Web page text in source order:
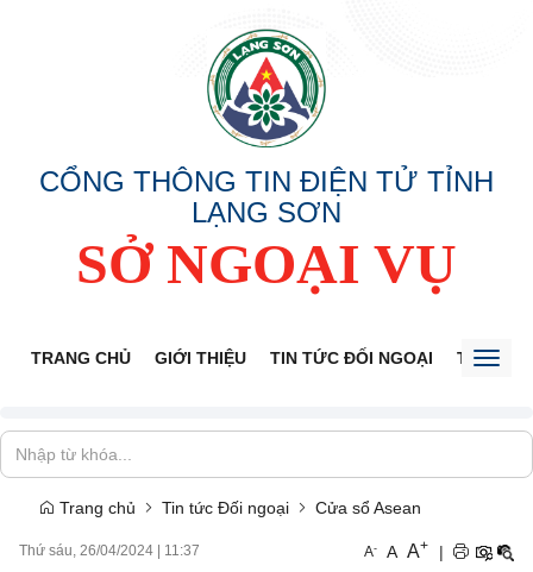
CỔNG THÔNG TIN ĐIỆN TỬ TỈNH
LẠNG SƠN
SỞ NGOẠI VỤ
TRANG CHỦ GIỚI THIỆU TIN TỨC ĐỐI NGOẠI THÔNG
Trang chủ Tin tức Đối ngoại Cửa sổ Asean
Thứ sáu, 26/04/2024 11:37 A- A A+ |